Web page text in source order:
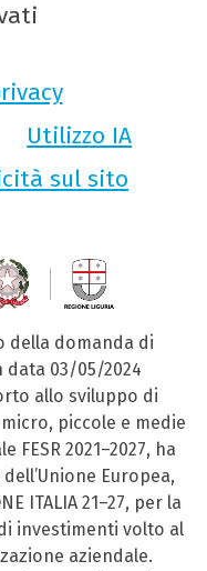
Utilizzo IA
sul sito
della domanda di
03/05/2024
allo sviluppo di
piccole e medie
FESR 2021–2027, ha
Europea,
ITALIA 21–27, per la
investimenti volto al
aziendale.